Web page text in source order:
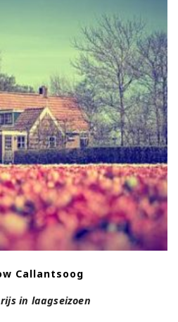
Callantsoog
in laagseizoen